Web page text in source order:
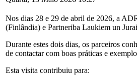
Nos dias 28 e 29 de abril de 2026, a
(Finlândia) e Partneriba Laukiem un
Durante estes dois dias, os parceiros
de contactar com boas práticas e
Esta visita contribuiu para: